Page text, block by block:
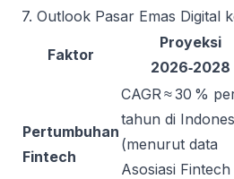
7. Outlook Pasar Emas Digital
Faktor
Proyeksi
2026‑2028
Pertumbuhan
Fintech
CAGR ≈ 30 %
tahun di
(menurut data
Asosiasi Fintech